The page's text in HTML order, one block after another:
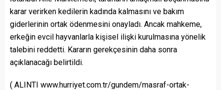
karar verirken kedilerin kadında kalmasını ve bakım
giderlerinin ortak ödenmesini onayladı. Ancak mahkeme,
erkeğin evcil hayvanlarla kişisel ilişki kurulmasına yönelik
talebini reddetti. Kararın gerekçesinin daha sonra
açıklanacağı belirtildi.
( ALINTI www.hurriyet.com.tr/gundem/masraf-ortak-